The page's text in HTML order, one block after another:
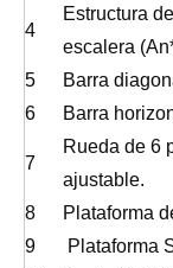
4
Estructura
escalera
5 Barra
6
Barra
7
Rueda de 6
ajustable.
8 Plataforma
9
Plataforma